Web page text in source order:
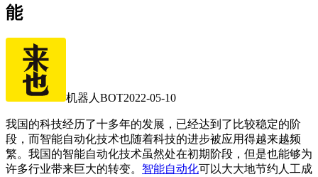
能
机器人BOT2022-05-10
我国的科技经历了十多年的发展，已经达到了比较稳定的阶
段，而智能自动化技术也随着科技的进步被应用得越来越频
繁。我国的智能自动化技术虽然处在初期阶段，但是也能够为
许多行业带来巨大的转变。 智能自动化可以大大地节约人工成